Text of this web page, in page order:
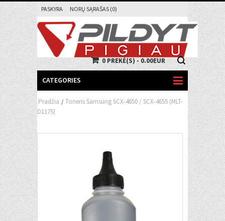
PASKYRA NORŲ SĄRAŠAS (0)
0 PREKĖ(S) - 0.00EUR
CATEGORIES
Pradžia / Toneris Samsung SCX-4650 / SCX-4655 (MLT-
D117S)